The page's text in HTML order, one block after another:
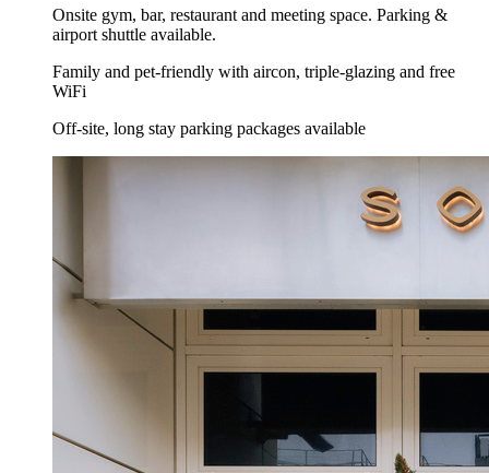
Onsite gym, bar, restaurant and meeting space. Parking &
airport shuttle available.
Family and pet-friendly with aircon, triple-glazing and free
WiFi
Off-site, long stay parking packages available